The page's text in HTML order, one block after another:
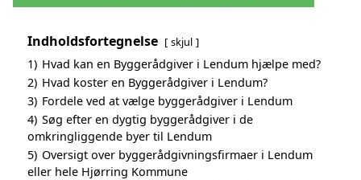
Indholdsfortegnelse skjul
1) Hvad kan en Byggerådgiver i Lendum hjælpe med?
2) Hvad koster en Byggerådgiver i Lendum?
3) Fordele ved at vælge byggerådgiver i Lendum
4) Søg efter en dygtig byggerådgiver i de
omkringliggende byer til Lendum
5) Oversigt over byggerådgivningsfirmaer i Lendum
eller hele Hjørring Kommune